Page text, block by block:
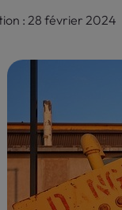
: 28 février 2024